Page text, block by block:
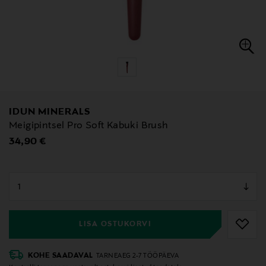
IDUN MINERALS
Meigipintsel Pro Soft Kabuki Brush
Original Price
34,90 €
LISA OSTUKORVI
KOHE SAADAVAL TARNEAEG 2-7 TÖÖPÄEVA